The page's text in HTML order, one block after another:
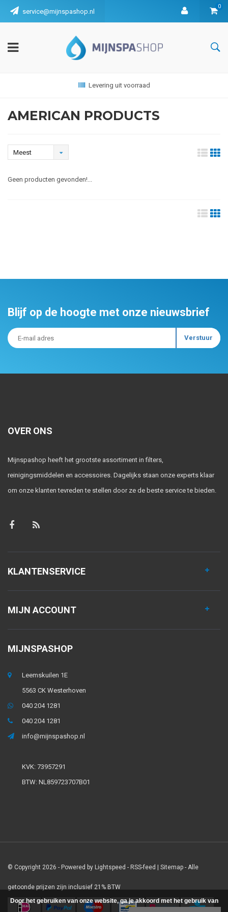
service@mijnspashop.nl
0
Levering uit voorraad
AMERICAN PRODUCTS
Meest
Geen producten gevonden!...
Blijf op de hoogte met onze nieuwsbrief
OVER ONS
Mijnspashop heeft het grootste assortiment in filters,
reinigingsmiddelen en accessoires. Dagelijks staan onze experts klaar
om onze klanten tevreden te stellen door ze de beste service te bieden.
KLANTENSERVICE
MIJN ACCOUNT
MIJNSPASHOP
Leemskuilen 1E
5563 CK Westerhoven
040 204 1281
040 204 1281
info@mijnspashop.nl
KVK: 73957291
BTW: NL859723707B01
© Copyright 2026 - Powered by Lightspeed - RSS-feed Sitemap - Alle
getoonde prijzen zijn inclusief 21% BTW
Door het gebruiken van onze website, ga je akkoord met het gebruik van